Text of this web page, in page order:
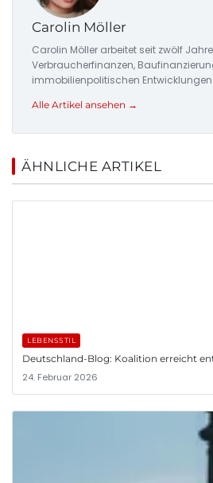
Carolin Möller
Carolin Möller arbeitet seit zwölf
Verbraucherfinanzen,
immobilienpolitischen Entwicklungen.
Alle Artikel ansehen →
ÄHNLICHE ARTIKEL
LEBENSSTIL
Deutschland-Blog: Koalition erreicht
24. Februar 2026